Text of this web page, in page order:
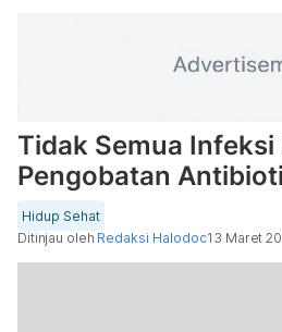
Tidak Semua
Pengobatan
Hidup Sehat
Ditinjau oleh Redaksi Halodoc13 Maret